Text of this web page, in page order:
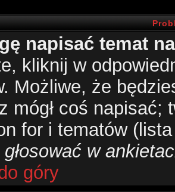
napisać temat
kliknij w
Możliwe, że
mógł coś
for i tematów
w
góry